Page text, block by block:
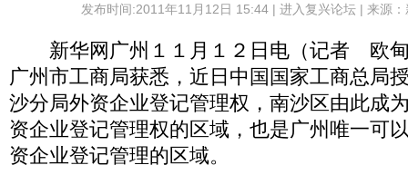
发布时间:2011年11月12日 15:44 | 进入复兴论坛| 来源
新华网广州１１月１２日电（记者 欧甸
广州市工商局获悉，近日中国国家工商总局
沙分局外资企业登记管理权，南沙区由此成
资企业登记管理权的区域，也是广州唯一可
资企业登记管理的区域。